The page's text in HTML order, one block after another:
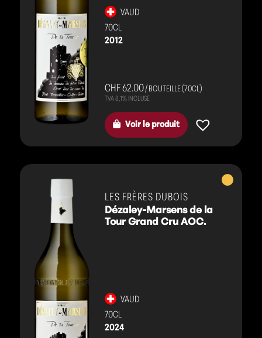
VAUD
70CL
2012
CHF 62.00/ BOUTEILLE (70CL)
Voir le produit
Vins
blancs
LES FRÈRES DUBOIS
Dézaley-Marsens de la
Tour Grand Cru AOC.
VAUD
70CL
2024